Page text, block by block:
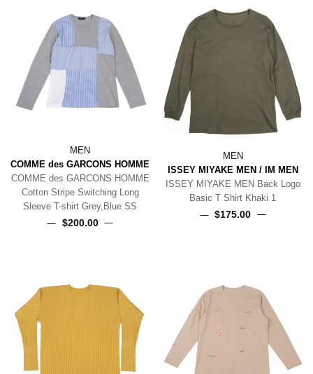
MEN
COMME des GARCONS HOMME
COMME des GARCONS HOMME
Cotton Stripe Switching Long
Sleeve T-shirt Grey,Blue SS
$‌200.00
MEN
ISSEY MIYAKE MEN / IM MEN
ISSEY MIYAKE MEN Back Logo
Basic T Shirt Khaki 1
$‌175.00